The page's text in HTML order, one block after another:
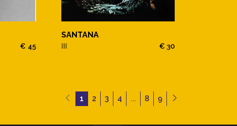
€ 45
SANTANA
III € 30
1 2 3 4 ... 8 9